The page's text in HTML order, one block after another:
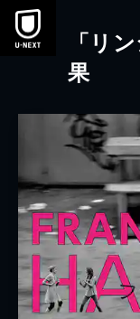
本文へスキップ
「リ
果